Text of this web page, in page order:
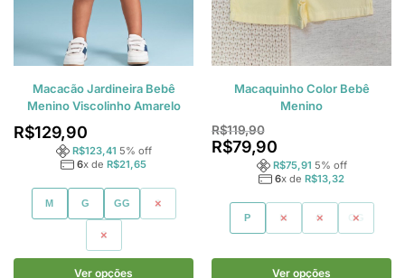
Macacão Jardineira Bebê
Menino Viscolinho Amarelo
R$129,90
R$123,41 5% off
6x de R$21,65
M G GG 1
2
Ver opções
Macaquinho Color Bebê
Menino
R$119,90
R$79,90
R$75,91 5% off
6x de R$13,32
P M G GG
Ver opções